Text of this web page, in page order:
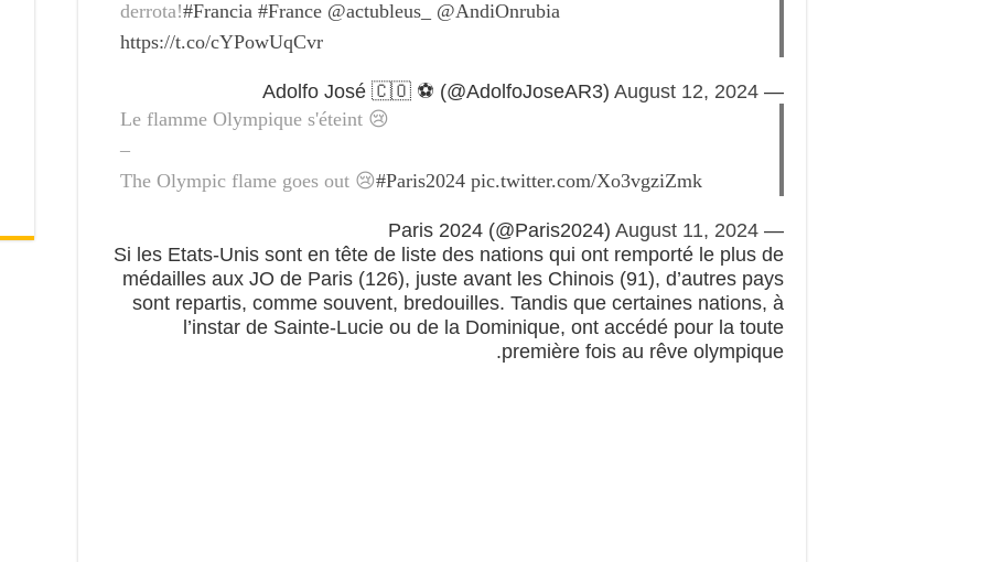
derrota!#Francia #France @actubleus_
@AndiOnrubia
https://t.co/cYPowUqCvr
— Adolfo José 🇨🇴 ⚽ (@AdolfoJoseAR3)
August 12, 2024
Le flamme Olympique s'éteint 😢
–
The Olympic flame goes out 😢#Paris2024 pic.twitter.com/Xo3vgziZmk
— Paris 2024 (@Paris2024)
August 11, 2024
Si les Etats-Unis sont en tête de liste des nations qui ont remporté le plus de
médailles aux JO de Paris (126), juste avant les Chinois (91), d’autres pays
sont repartis, comme souvent, bredouilles. Tandis que certaines nations, à
l’instar de Sainte-Lucie ou de la Dominique, ont accédé pour la toute
première fois au rêve olympique.